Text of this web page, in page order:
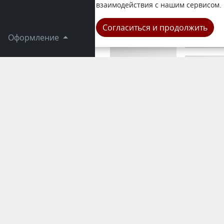
Оформление
помощь
Город
взаимодействия с нашим сервисом.
Согласиться и продолжить